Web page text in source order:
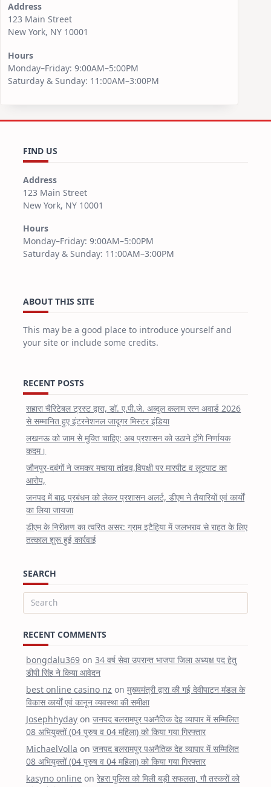
Address
123 Main Street
New York, NY 10001
Hours
Monday–Friday: 9:00AM–5:00PM
Saturday & Sunday: 11:00AM–3:00PM
FIND US
Address
123 Main Street
New York, NY 10001
Hours
Monday–Friday: 9:00AM–5:00PM
Saturday & Sunday: 11:00AM–3:00PM
ABOUT THIS SITE
This may be a good place to introduce yourself and
your site or include some credits.
RECENT POSTS
सहारा चैरिटेबल ट्रस्ट द्वारा, डॉ. ए.पी.जे. अब्दुल कलाम रत्न अवार्ड 2026
से सम्मानित हुए इंटरनेशनल जादूगर मिस्टर इंडिया
लखनऊ को जाम से मुक्ति चाहिए: अब प्रशासन को उठाने होंगे निर्णायक
कदम।
जौनपुर-दबंगों ने जमकर मचाया तांडव,विपक्षी पर मारपीट व लूटपाट का
आरोप,
जनपद में बाढ़ प्रबंधन को लेकर प्रशासन अलर्ट, डीएम ने तैयारियों एवं कार्यों
का लिया जायजा
डीएम के निरीक्षण का त्वरित असर: ग्राम इटैहिया में जलभराव से राहत के लिए
तत्काल शुरू हुई कार्रवाई
SEARCH
Search
RECENT COMMENTS
bongdalu369 on34 वर्ष सेवा उपरान्त भाजपा जिला अध्यक्ष पद हेतु
डीपी सिंह ने किया आवेदन
best online casino nz onमुख्यमंत्री द्वारा की गई देवीपाटन मंडल के
विकास कार्यों एवं कानून व्यवस्था की समीक्षा
Josephhyday onजनपद बलरामपुर पअनैतिक देह व्यापार में सम्मिलित
08 अभियुक्तों (04 पुरुष व 04 महिला) को किया गया गिरफ्तार
MichaelVolla onजनपद बलरामपुर पअनैतिक देह व्यापार में सम्मिलित
08 अभियुक्तों (04 पुरुष व 04 महिला) को किया गया गिरफ्तार
kasyno online onरेहरा पुलिस को मिली बड़ी सफलता, गौ तस्करों को